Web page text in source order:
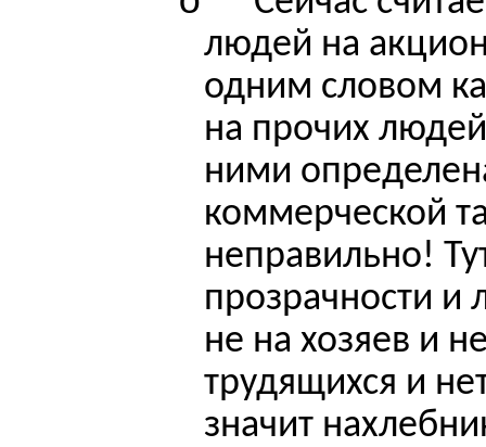
людей на
одним словом
на прочих
ними
коммерческой
неправильно!
прозрачности и
не на хозяев и
трудящихся и
значит